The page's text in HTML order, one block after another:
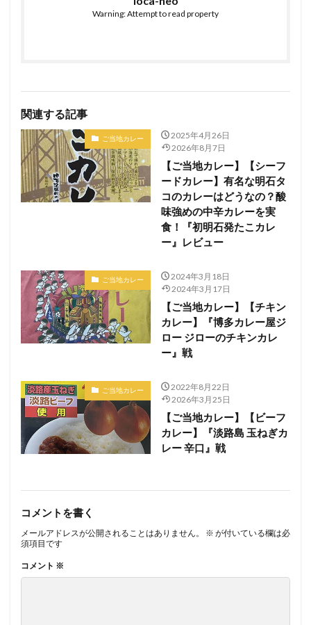
Warning: Attempt to read property
関連する記事
ご当地カレー
2025年4月26日
2026年8月7日
【ご当地カレー】【シーフ
ードカレー】有名な明石タ
コのカレーはどうなの？酸
味強めの中辛カレーを実
食！『初明石発たこカレ
ー』レビュー
ご当地カレー
2024年3月18日
2024年3月17日
【ご当地カレー】【チキン
カレー】『博多カレー屋ジ
ロー ジローのチキンカレ
ー』戦
ご当地カレー
2022年8月22日
2026年3月25日
【ご当地カレー】【ビーフ
カレー】『淡路島 玉ねぎカ
レー 辛口』戦
コメントを書く
メールアドレスが公開されることはありません。 ※ が付いている欄は必
須項目です
コメント ※